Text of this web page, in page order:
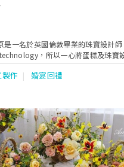
是一名於英國倫敦畢業的珠寶設計
，所以一心將蛋糕及珠寶
作 婚宴回禮